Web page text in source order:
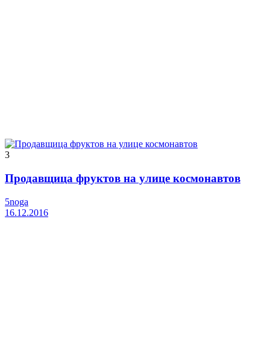
3
Продавщица фруктов на улице космонавтов
5noga
16.12.2016